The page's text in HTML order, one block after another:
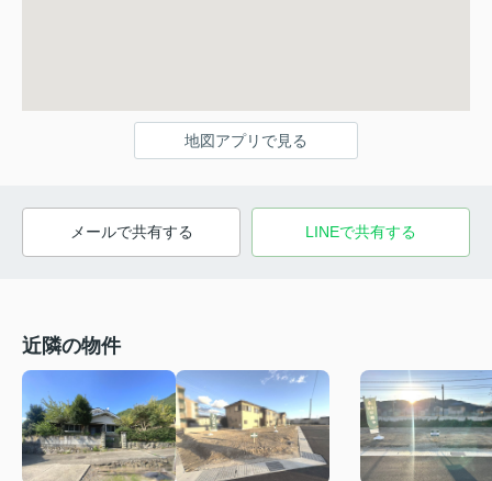
地図アプリで見る
メールで共有する LINEで共有する
近隣の物件